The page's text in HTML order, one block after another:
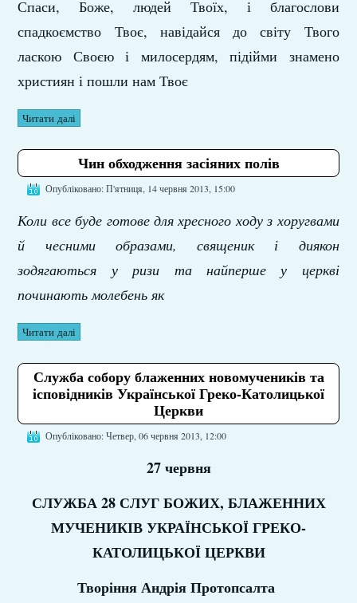
Спаси, Боже, людей Твоїх, і благослови
спадкоємство Твоє, навідайся до світу Твого
ласкою Своєю і милосердям, підійми знамено
християн і пошли нам Твоє
Читати далі
Чин обходження засіяних полів
Опубліковано: П'ятниця, 14 червня 2013, 15:00
Коли все буде готове для хресного ходу з хоругвами
й чесними образами, священик і диякон
зодягаються у ризи та найперше у церкві
починають молебень як
Читати далі
Служба собору блаженних новомучеників та
ісповідників Української Греко-Католицької
Церкви
Опубліковано: Четвер, 06 червня 2013, 12:00
27 червня
СЛУЖБА 28 СЛУГ БОЖИХ, БЛАЖЕННИХ
МУЧЕНИКІВ УКРАЇНСЬКОЇ ГРЕКО-
КАТОЛИЦЬКОЇ ЦЕРКВИ
Творіння Андрія Протопсалта